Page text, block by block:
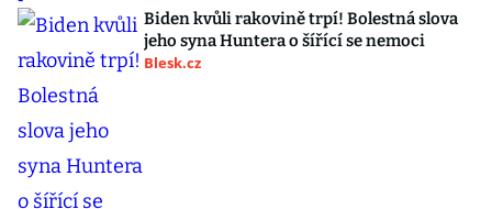
Biden kvůli rakovině trpí! Bolestná slova
jeho syna Huntera o šířící se nemoci
Blesk.cz